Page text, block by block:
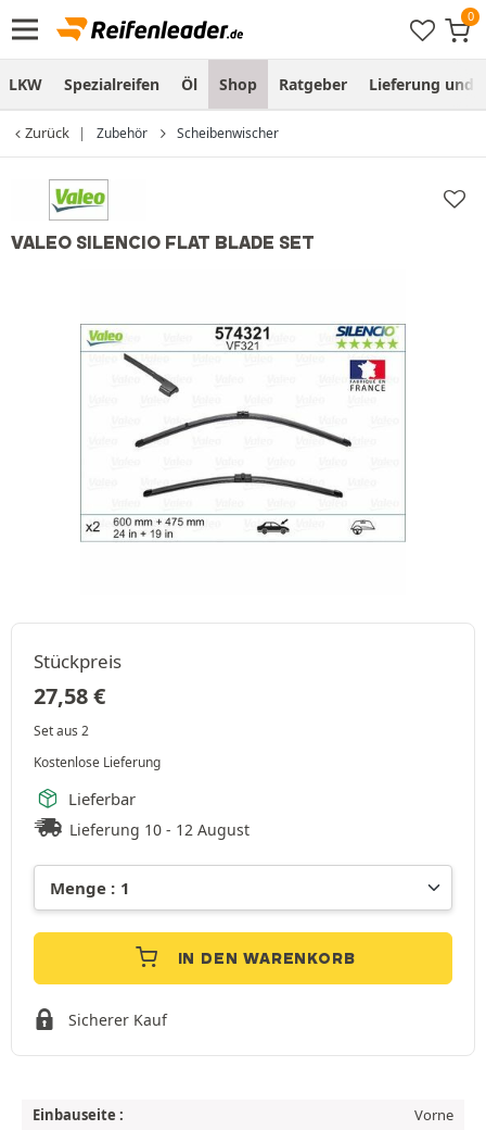
LKW Spezialreifen Öl Shop Ratgeber Lieferung und
Zurück Zubehör Scheibenwischer
VALEO SILENCIO FLAT BLADE SET
Stückpreis
27,58€
Set aus 2
Kostenlose Lieferung
Lieferbar
Lieferung 10 - 12 August
IN DEN WARENKORB
Sicherer Kauf
Einbauseite :
Vorne